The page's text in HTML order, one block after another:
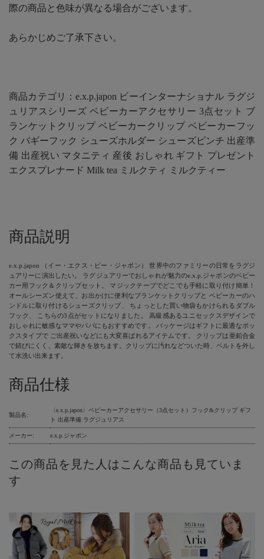
際の商品と色味が異なる場合がございます。
あらかじめご了承下さい。
商品カテゴリ：e.x.p.japon ビーインターナショナル ラグジ
ュリアスシリーズ ベビーカーアクセサリー 3点セット ブ
ランケットクリップ ベビーカークリップ ベビーカーフッ
ク バギーフック シューズホルダー シューズピンチ 出産準
備 出産祝い マタニティ 産後 おしゃれ ギフト プレゼント
エクスプレナード Milk tea ミルクティ ミルクティー
商品説明
e.x.p.japon （イー・エクス・ピー・ジャポン） 世界中のファミリーの日常をラグジ
ュアリーに演出したい。 ラグジュアリーでおしゃれが魅力のe.x.p.ジャポンのベビー
カー用フック＆クリップセット。 マジックテープでどこでも手軽に取り付け簡単！
オールシーズン使えて、お出かけに便利なブランケットクリップと ベビーカーのハ
ンドルに取り付けるシューズクリップ、 ちょっとした買い物袋もかけられるダブル
フック、 こちらの3点がセットになりました。 高級感あるユニセックスデザインで
おしゃれに敏感なママやパパにもおすすめです。 パッケージはギフトに最適なボッ
クスタイプで ご出産祝いなどにも大変喜ばれるアイテムです。 クリップは亜鉛合金
で錆びにくく、素敵な輝きを放ちます。クリップに汚れなどついた時、ベルトを外し
て水洗い出来ます。
商品仕様
製品名:
〈e.x.p.japon〉ベビーカーアクセサリー（3点セット）フック&クリップ ギフ
ト 出産準備 ラグジュリアス
メーカー: e.x.p.ジャポン
この商品を見た人はこんな商品も見ていま
す